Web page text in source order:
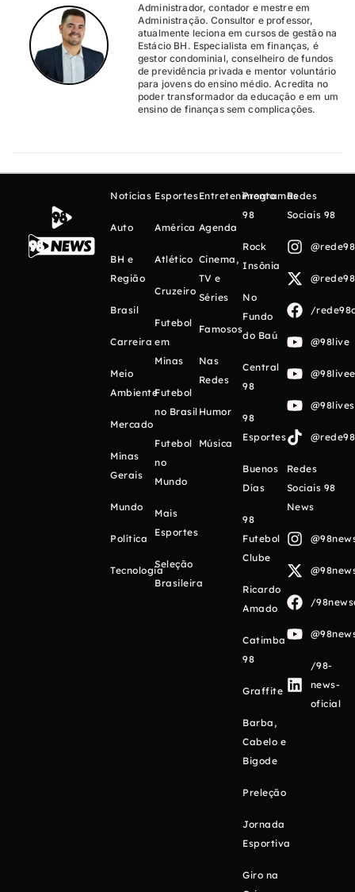
Administrador, contador e mestre em
Administração. Consultor e professor,
atualmente leciona em cursos de gestão na
Estácio BH. Especialista em finanças, é
gestor condominial, conselheiro de fundos
de previdência privada e mentor voluntário
para jovens do ensino médio. Acredita no
poder transformador da educação e em um
ensino de finanças sem complicações.
Notícias
Auto
BH e
Região
Brasil
Carreira
Meio
Ambiente
Mercado
Minas
Gerais
Mundo
Política
Tecnologia
Esportes
América
Atlético
Cruzeiro
Futebol
em
Minas
Futebol
no Brasil
Futebol
no
Mundo
Mais
Esportes
Seleção
Brasileira
Entretenimento
Agenda
Cinema,
TV e
Séries
Famosos
Nas
Redes
Humor
Música
Programas
98
Rock
Insônia
No
Fundo
do Baú
Central
98
98
Esportes
Buenos
Días
98
Futebol
Clube
Ricardo
Amado
Catimba
98
Graffite
Barba,
Cabelo e
Bigode
Preleção
Jornada
Esportiva
Giro na
Redes
Sociais 98
/
@98live
Redes
Sociais 98
News
/
/98-
news-
oficial